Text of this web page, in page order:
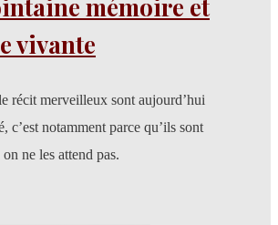
mémoire et
vivante
récit merveilleux sont aujourd’hui
c’est notamment parce qu’ils sont
ne les attend pas.